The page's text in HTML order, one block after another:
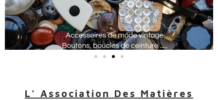
L’ Association Des Matières